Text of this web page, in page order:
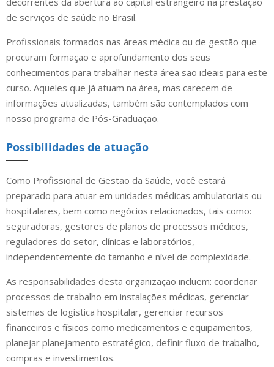
de serviços de saúde no Brasil.
Profissionais formados nas áreas médica ou de gestão que
procuram formação e aprofundamento dos seus
conhecimentos para trabalhar nesta área são ideais para este
curso. Aqueles que já atuam na área, mas carecem de
informações atualizadas, também são contemplados com
nosso programa de Pós-Graduação.
Possibilidades de atuação
Como Profissional de Gestão da Saúde, você estará
preparado para atuar em unidades médicas ambulatoriais ou
hospitalares, bem como negócios relacionados, tais como:
seguradoras, gestores de planos de processos médicos,
reguladores do setor, clínicas e laboratórios,
independentemente do tamanho e nível de complexidade.
As responsabilidades desta organização incluem: coordenar
processos de trabalho em instalações médicas, gerenciar
sistemas de logística hospitalar, gerenciar recursos
financeiros e físicos como medicamentos e equipamentos,
planejar planejamento estratégico, definir fluxo de trabalho,
compras e investimentos.